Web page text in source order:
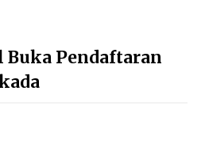
5, 2023
Pendaftaran